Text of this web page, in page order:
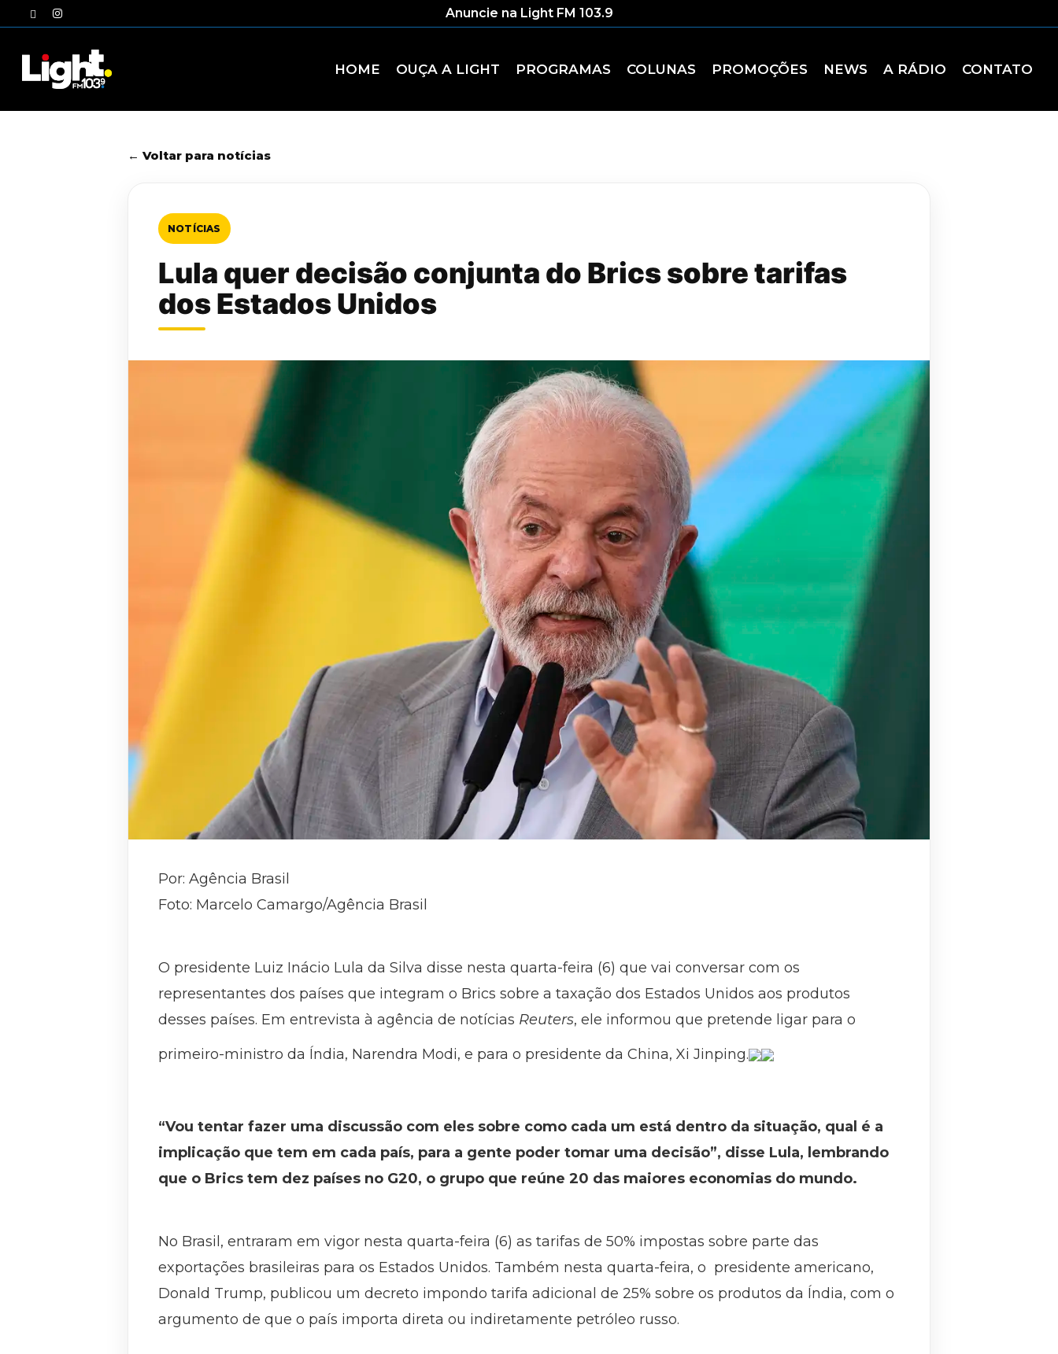
to
twitterinstagram Anuncie na Light FM 103.9
HOME OUÇA A LIGHT PROGRAMAS COLUNAS PROMOÇÕES NEWS A RÁDIO CONTATO
← Voltar para notícias
NOTÍCIAS
Lula quer decisão conjunta do Brics sobre tarifas
dos Estados Unidos
Por: Agência Brasil
Foto: Marcelo Camargo/Agência Brasil
O presidente Luiz Inácio Lula da Silva disse nesta quarta-feira (6) que vai conversar com os
representantes dos países que integram o Brics sobre a taxação dos Estados Unidos aos produtos
desses países. Em entrevista à agência de notícias Reuters, ele informou que pretende ligar para o
primeiro-ministro da Índia, Narendra Modi, e para o presidente da China, Xi Jinping.
“Vou tentar fazer uma discussão com eles sobre como cada um está dentro da situação, qual é a
implicação que tem em cada país, para a gente poder tomar uma decisão”, disse Lula, lembrando
que o Brics tem dez países no G20, o grupo que reúne 20 das maiores economias do mundo.
No Brasil, entraram em vigor nesta quarta-feira (6) as tarifas de 50% impostas sobre parte das
exportações brasileiras para os Estados Unidos. Também nesta quarta-feira, o presidente americano,
Donald Trump, publicou um decreto impondo tarifa adicional de 25% sobre os produtos da Índia, com o
argumento de que o país importa direta ou indiretamente petróleo russo.